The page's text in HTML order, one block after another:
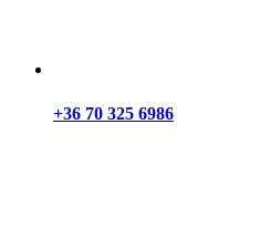
+36 70 325 6986